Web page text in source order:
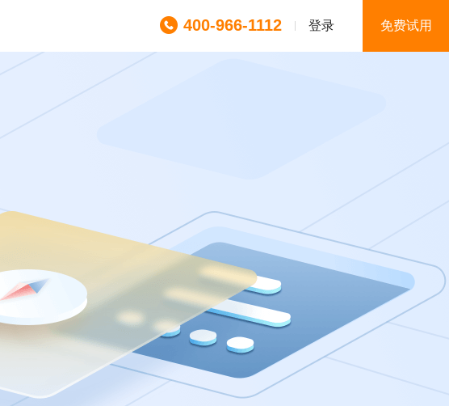
400-966-1112 登录 免费试用